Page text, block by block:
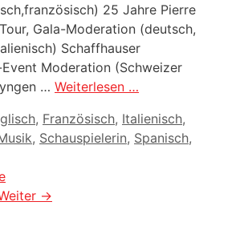
25 Jahre Pierre
Gala-Moderation (deutsch,
Schaffhauser
Moderation (Schweizer
… Weiterlesen …
, Französisch, Italienisch,
, Schauspielerin, Spanisch,
→